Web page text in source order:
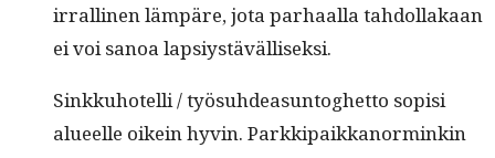
irralli­nen läm­päre, jota parhaal­la tah­dol­lakaan
ei voi sanoa lapsiystävälliseksi.
Sinkkuhotel­li / työ­suhdea­sun­toghet­to sopisi
alueelle oikein hyvin. Parkkipaikkanorminkin